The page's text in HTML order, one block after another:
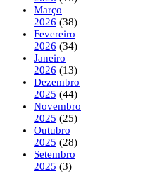
Março
2026 (38)
Fevereiro
2026 (34)
Janeiro
2026 (13)
Dezembro
2025 (44)
Novembro
2025 (25)
Outubro
2025 (28)
Setembro
2025 (3)